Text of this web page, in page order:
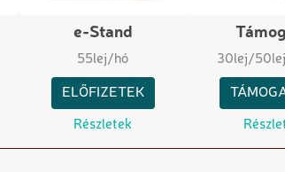
e-Stand
55lej/hó
ELŐFIZETEK
Részletek
30lej/50lej